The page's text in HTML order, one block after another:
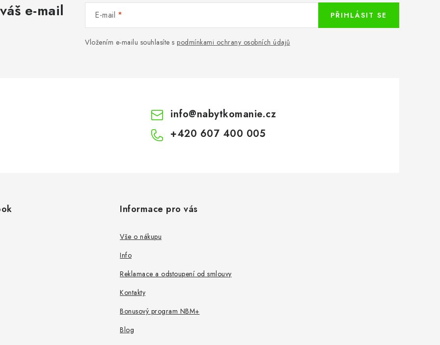
e-mail E-mail
Vložením e-mailu souhlasíte s podmínkami ochrany osobních údajů
PŘIHLÁSIT SE
info@nabytkomanie.cz
+420 607 400 005
Informace pro vás
Vše o nákupu
Info
Reklamace a odstoupení od smlouvy
Kontakty
Bonusový program NBM+
Blog